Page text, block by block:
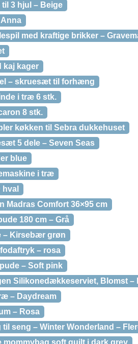
3 hjul – Beige
med kraftige brikker –
kaj kager
– skruesæt til forhæng
i træ 6 stk.
8 stk.
køkken til Sebra dukkehuset
5 dele – Seven Seas
blue
i træ
hval
Madras Comfort 36×95 cm
180 cm – Grå
– Kirsebær grøn
– rosa
– Soft pink
Silikonedækkeserviet, Blomst –
– Daydream
– Rosa
seng – Winter Wonderland –
mommybag soft quilt i dark grey